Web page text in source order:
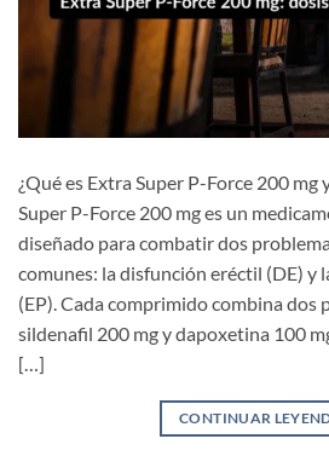
¿Qué es Extra Super P-Force 200 mg
Super P-Force 200 mg es un
diseñado para combatir dos
comunes: la disfunción eréctil (DE) y
(EP). Cada comprimido combina dos
sildenafil 200 mg y dapoxetina 100
[…]
CONTINUAR